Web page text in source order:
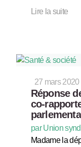
Lire la suite
27 mars 2020
Réponse
co-
par Union
Madame la